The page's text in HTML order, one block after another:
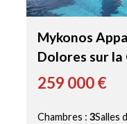
Mykonos
Dolores sur la
259 000 €
Chambres :3Salles